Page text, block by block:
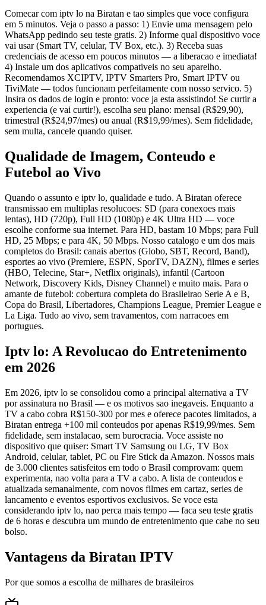
Comecar com iptv lo na Biratan e tao simples que voce configura
em 5 minutos. Veja o passo a passo: 1) Envie uma mensagem pelo
WhatsApp pedindo seu teste gratis. 2) Informe qual dispositivo voce
vai usar (Smart TV, celular, TV Box, etc.). 3) Receba suas
credenciais de acesso em poucos minutos — a liberacao e imediata!
4) Instale um dos aplicativos compativeis no seu aparelho.
Recomendamos XCIPTV, IPTV Smarters Pro, Smart IPTV ou
TiviMate — todos funcionam perfeitamente com nosso servico. 5)
Insira os dados de login e pronto: voce ja esta assistindo! Se curtir a
experiencia (e vai curtir!), escolha seu plano: mensal (R$29,90),
trimestral (R$24,97/mes) ou anual (R$19,99/mes). Sem fidelidade,
sem multa, cancele quando quiser.
Qualidade de Imagem, Conteudo e
Futebol ao Vivo
Quando o assunto e iptv lo, qualidade e tudo. A Biratan oferece
transmissao em multiplas resolucoes: SD (para conexoes mais
lentas), HD (720p), Full HD (1080p) e 4K Ultra HD — voce
escolhe conforme sua internet. Para HD, bastam 10 Mbps; para Full
HD, 25 Mbps; e para 4K, 50 Mbps. Nosso catalogo e um dos mais
completos do Brasil: canais abertos (Globo, SBT, Record, Band),
esportes ao vivo (Premiere, ESPN, SporTV, DAZN), filmes e series
(HBO, Telecine, Star+, Netflix originals), infantil (Cartoon
Network, Discovery Kids, Disney Channel) e muito mais. Para o
amante de futebol: cobertura completa do Brasileirao Serie A e B,
Copa do Brasil, Libertadores, Champions League, Premier League e
La Liga. Tudo ao vivo, sem travamentos, com narracoes em
portugues.
Iptv lo: A Revolucao do Entretenimento
em 2026
Em 2026, iptv lo se consolidou como a principal alternativa a TV
por assinatura no Brasil — e os motivos sao inegaveis. Enquanto a
TV a cabo cobra R$150-300 por mes e oferece pacotes limitados, a
Biratan entrega +100 mil conteudos por apenas R$19,99/mes. Sem
fidelidade, sem instalacao, sem burocracia. Voce assiste no
dispositivo que quiser: Smart TV Samsung ou LG, TV Box
Android, celular, tablet, PC ou Fire Stick da Amazon. Nossos mais
de 3.000 clientes satisfeitos em todo o Brasil comprovam: quem
experimenta, nao volta para a TV a cabo. A lista de conteudos e
atualizada semanalmente, com novos filmes em cartaz, series de
lancamento e eventos esportivos exclusivos. Se voce esta
considerando iptv lo, nao perca mais tempo — faca seu teste gratis
de 6 horas e descubra um mundo de entretenimento que cabe no seu
bolso.
Vantagens da Biratan IPTV
Por que somos a escolha de milhares de brasileiros